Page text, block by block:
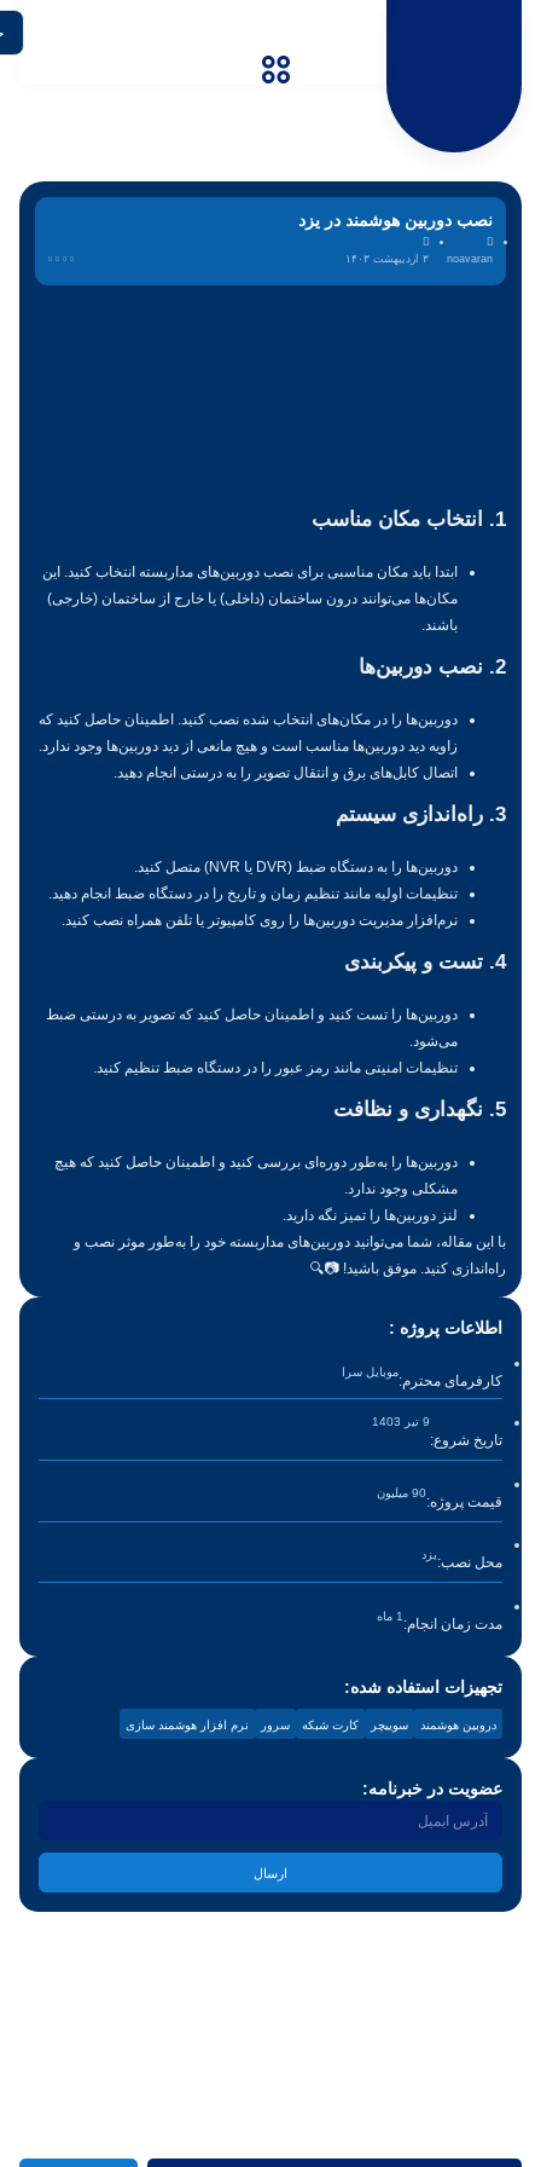
نصب دوربین هوشمند در یزد
noavaran ۳ اردیبهشت ۱۴۰۳
1. انتخاب مکان مناسب
ابتدا باید مکان مناسبی برای نصب دوربین‌های مداربسته انتخاب کنید. این
مکان‌ها می‌توانند درون ساختمان (داخلی) یا خارج از ساختمان (خارجی)
باشند.
2. نصب دوربین‌ها
دوربین‌ها را در مکان‌های انتخاب شده نصب کنید. اطمینان حاصل کنید که
زاویه دید دوربین‌ها مناسب است و هیچ مانعی از دید دوربین‌ها وجود ندارد.
اتصال کابل‌های برق و انتقال تصویر را به درستی انجام دهید.
3. راه‌اندازی سیستم
دوربین‌ها را به دستگاه ضبط (DVR یا NVR) متصل کنید.
تنظیمات اولیه مانند تنظیم زمان و تاریخ را در دستگاه ضبط انجام دهید.
نرم‌افزار مدیریت دوربین‌ها را روی کامپیوتر یا تلفن همراه نصب کنید.
4. تست و پیکربندی
دوربین‌ها را تست کنید و اطمینان حاصل کنید که تصویر به درستی ضبط
می‌شود.
تنظیمات امنیتی مانند رمز عبور را در دستگاه ضبط تنظیم کنید.
5. نگهداری و نظافت
دوربین‌ها را به‌طور دوره‌ای بررسی کنید و اطمینان حاصل کنید که هیچ
مشکلی وجود ندارد.
لنز دوربین‌ها را تمیز نگه دارید.
با این مقاله، شما می‌توانید دوربین‌های مداربسته خود را به‌طور موثر نصب و
راه‌اندازی کنید. موفق باشید! 📷🔍
اطلاعات پروژه :
کارفرمای محترم:موبایل سرا
تاریخ شروع:
9 تیر 1403
قیمت پروژه:90 میلیون
محل نصب:یزد
مدت زمان انجام: 1 ماه
تجهیزات استفاده شده:
دروبین هوشمند سوییچر کارت شبکه سرور نرم افزار هوشمند سازی
عضویت در خبرنامه:
ارسال